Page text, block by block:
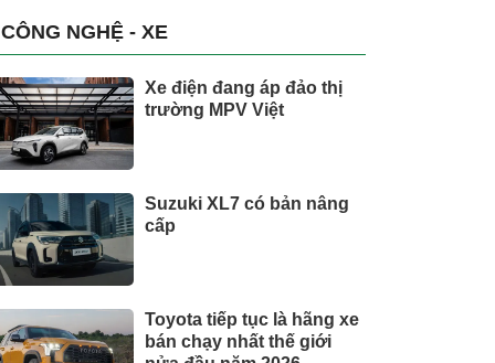
CÔNG NGHỆ - XE
Xe điện đang áp đảo thị
trường MPV Việt
Suzuki XL7 có bản nâng
cấp
Toyota tiếp tục là hãng xe
bán chạy nhất thế giới